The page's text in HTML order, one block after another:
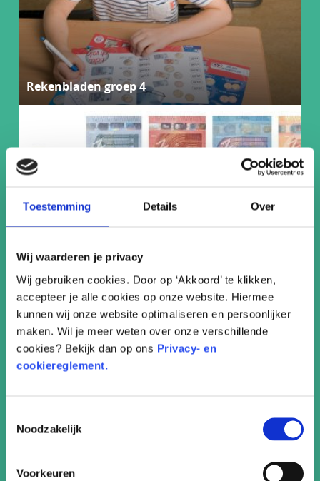
Toestemming Details Over
Wij waarderen je privacy
Wij gebruiken cookies. Door op ‘Akkoord’ te klikken,
accepteer je alle cookies op onze website. Hiermee
kunnen wij onze website optimaliseren en persoonlijker
maken. Wil je meer weten over onze verschillende
cookies? Bekijk dan op ons Privacy- en
cookiereglement.
Noodzakelijk
Voorkeuren
Rekenbladen groep 4
Knipvel